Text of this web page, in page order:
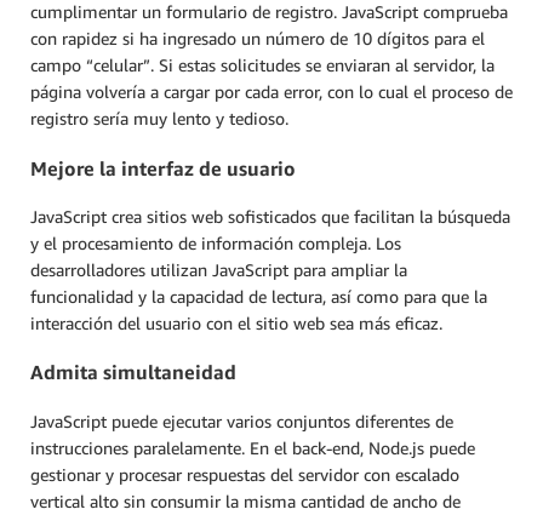
cumplimentar un formulario de registro. JavaScript comprueba
con rapidez si ha ingresado un número de 10 dígitos para el
campo “celular”. Si estas solicitudes se enviaran al servidor, la
página volvería a cargar por cada error, con lo cual el proceso de
registro sería muy lento y tedioso.
Mejore la interfaz de usuario
JavaScript crea sitios web sofisticados que facilitan la búsqueda
y el procesamiento de información compleja. Los
desarrolladores utilizan JavaScript para ampliar la
funcionalidad y la capacidad de lectura, así como para que la
interacción del usuario con el sitio web sea más eficaz.
Admita simultaneidad
JavaScript puede ejecutar varios conjuntos diferentes de
instrucciones paralelamente. En el back-end, Node.js puede
gestionar y procesar respuestas del servidor con escalado
vertical alto sin consumir la misma cantidad de ancho de